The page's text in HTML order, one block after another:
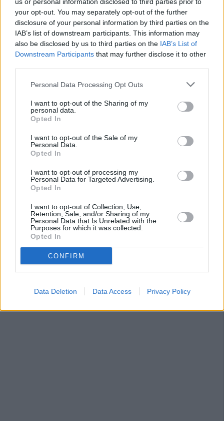
your opt-out. You may separately opt-out of the further
disclosure of your personal information by third parties on the
IAB’s list of downstream participants. This information may
also be disclosed by us to third parties on the IAB’s List of
Downstream Participants that may further disclose it to other
Personal Data Processing Opt Outs
I want to opt-out of the Sharing of my
personal data.
Opted In
I want to opt-out of the Sale of my
Personal Data.
Opted In
I want to opt-out of processing my
Personal Data for Targeted Advertising.
Opted In
I want to opt-out of Collection, Use,
Retention, Sale, and/or Sharing of my
Personal Data that Is Unrelated with the
Purposes for which it was collected.
Opted In
CONFIRM
Data Deletion Data Access Privacy Policy